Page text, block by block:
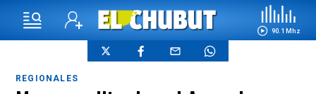
90.1 Mhz
REGIONALES